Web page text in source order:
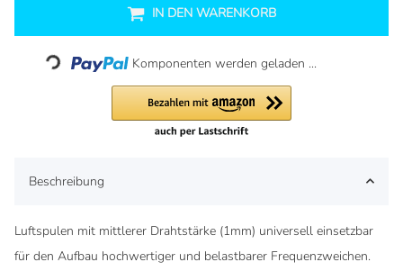
IN DEN WARENKORB
Loading... Komponenten werden geladen ...
Beschreibung
Luftspulen mit mittlerer Drahtstärke (1mm) universell einsetzbar
für den Aufbau hochwertiger und belastbarer Frequenzweichen.